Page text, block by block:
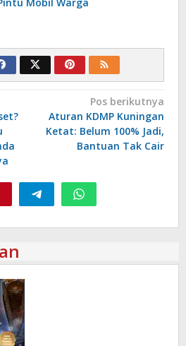
Pos berikutnya
Aturan KDMP Kuningan
Ketat: Belum 100% Jadi,
Bantuan Tak Cair